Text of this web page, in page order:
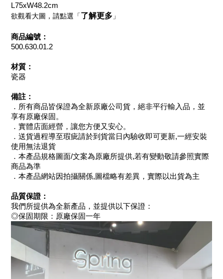
L75xW48.2cm
欲觀看大圖，請點選「了解更多 」
商品編號：
500.630.01.2
材質：
瓷器
備註：
．所有商品皆保證為全新原廠公司貨，絕非平行輸入品，並
享有原廠保固。
．實體店面經營，讓您方便又安心。
．送貨過程導至瑕疵請於到貨當日內驗收即可更新,一經安裝
使用無法退貨
．本產品規格圖面/文案為原廠所提供,若有變動敬請參照實際
商品為準
．本產品網站因拍攝關係,圖檔略有差異，實際以出貨為主
品質保證：
我們所提供為全新產品，並提供以下保證：
◎保固期限：原廠保固一年